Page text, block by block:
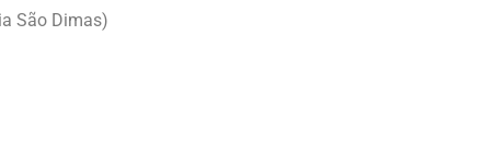
São Dimas)